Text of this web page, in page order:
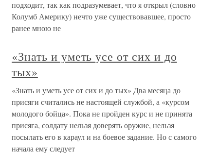
подходит, так как подразумевает, что я открыл (словно
Колумб Америку) нечто уже существовавшее, просто
ранее мною не
«Знать и уметь усе от сих и до
тых»
«Знать и уметь усе от сих и до тых» Два месяца до
присяги считались не настоящей службой, а «курсом
молодого бойца». Пока не пройден курс и не принята
присяга, солдату нельзя доверять оружие, нельзя
посылать его в караул и на боевое задание. Но с самого
начала ему следует